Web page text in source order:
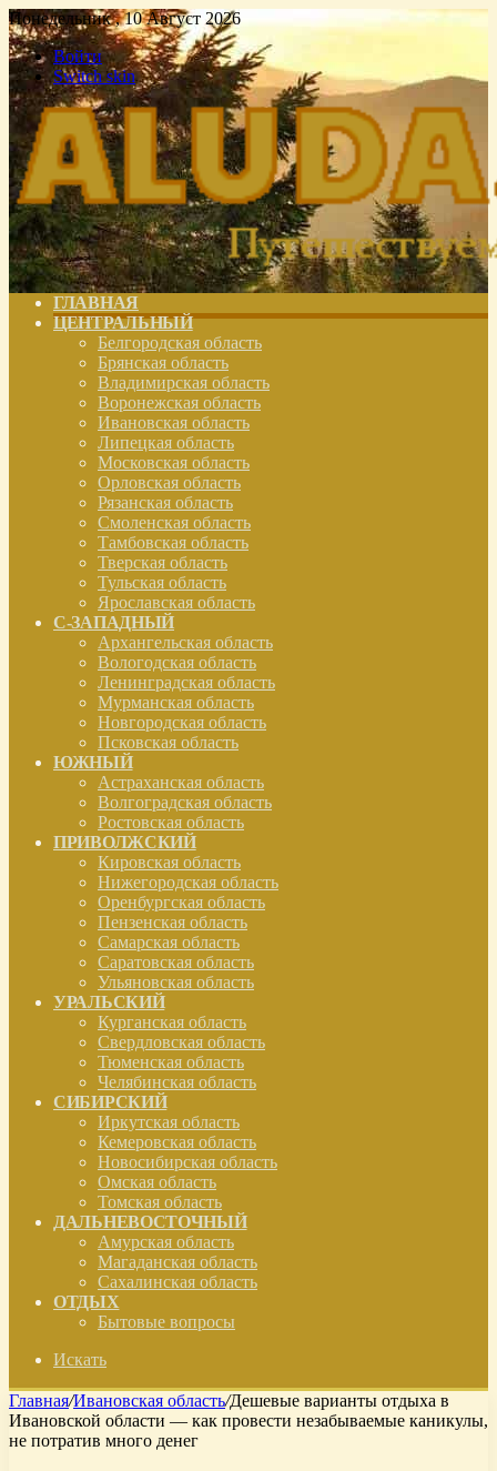
Понедельник , 10 Август 2026
Войти
Switch skin
ГЛАВНАЯ
ЦЕНТРАЛЬНЫЙ
Белгородская область
Брянская область
Владимирская область
Воронежская область
Ивановская область
Липецкая область
Московская область
Орловская область
Рязанская область
Смоленская область
Тамбовская область
Тверская область
Тульская область
Ярославская область
С-ЗАПАДНЫЙ
Архангельская область
Вологодская область
Ленинградская область
Мурманская область
Новгородская область
Псковская область
ЮЖНЫЙ
Астраханская область
Волгоградская область
Ростовская область
ПРИВОЛЖСКИЙ
Кировская область
Нижегородская область
Оренбургская область
Пензенская область
Самарская область
Саратовская область
Ульяновская область
УРАЛЬСКИЙ
Курганская область
Свердловская область
Тюменская область
Челябинская область
СИБИРСКИЙ
Иркутская область
Кемеровская область
Новосибирская область
Омская область
Томская область
ДАЛЬНЕВОСТОЧНЫЙ
Амурская область
Магаданская область
Сахалинская область
ОТДЫХ
Бытовые вопросы
Искать
Главная/Ивановская область/Дешевые варианты отдыха в
Ивановской области — как провести незабываемые каникулы,
не потратив много денег